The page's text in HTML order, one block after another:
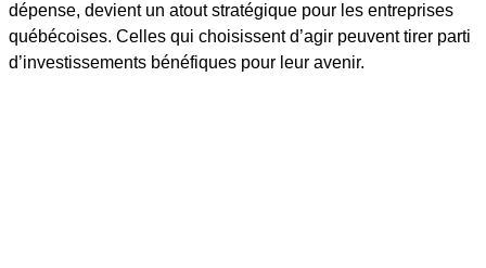
dépense, devient un atout stratégique pour les entreprises
québécoises. Celles qui choisissent d’agir peuvent tirer parti
d’investissements bénéfiques pour leur avenir.